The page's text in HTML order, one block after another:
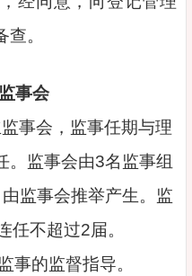
。
事会
事会，监事任期与理
。监事会由3名监事组
监事会推举产生。监
任不超过2届。
事的监督指导。